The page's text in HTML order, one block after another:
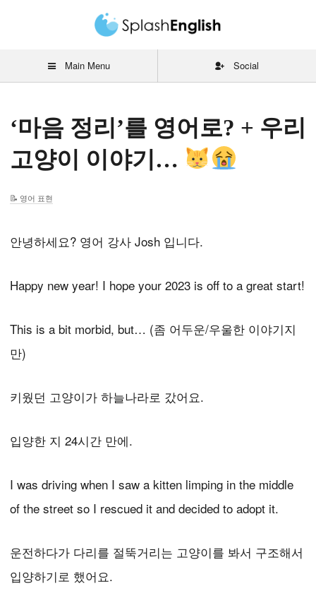
Main Menu Social
‘마음 정리’를 영어로? + 우리
고양이 이야기…
영어 표현
안녕하세요? 영어 강사 Josh 입니다.
Happy new year! I hope your 2023 is off to a great start!
This is a bit morbid, but… (좀 어두운/우울한 이야기지
만)
키웠던 고양이가 하늘나라로 갔어요.
입양한 지 24시간 만에.
I was driving when I saw a kitten limping in the middle
of the street so I rescued it and decided to adopt it.
운전하다가 다리를 절뚝거리는 고양이를 봐서 구조해서
입양하기로 했어요.